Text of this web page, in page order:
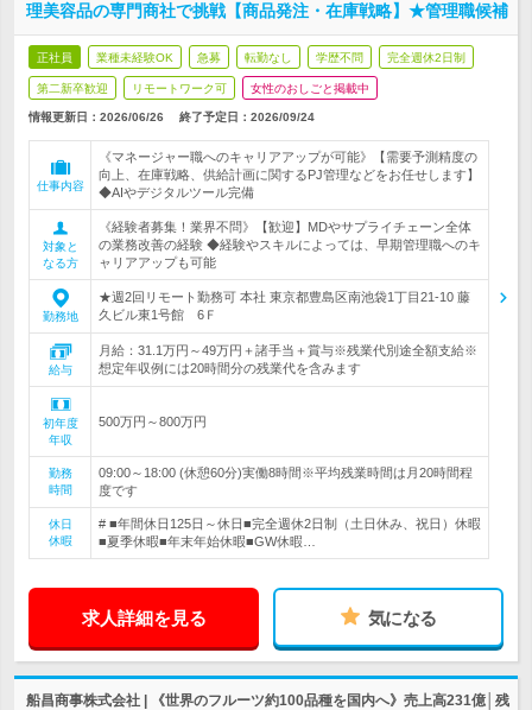
理美容品の専門商社で挑戦【商品発注・在庫戦略】★管理職候補
正社員 業種未経験OK 急募 転勤なし 学歴不問 完全週休2日制
第二新卒歓迎 リモートワーク可 女性のおしごと掲載中
情報更新日：2026/06/26 終了予定日： 2026/09/24
仕事内容
《マネージャー職へのキャリアアップが可能》【需要予測精度の
向上、在庫戦略、供給計画に関するPJ管理などをお任せします】
◆AIやデジタルツール完備
対象と
なる方
《経験者募集！業界不問》【歓迎】MDやサプライチェーン全体
の業務改善の経験 ◆経験やスキルによっては、早期管理職へのキ
ャリアアップも可能
勤務地
★週2回リモート勤務可 本社 東京都豊島区南池袋1丁目21-10 藤
久ビル東1号館 6Ｆ
給与
月給：31.1万円～49万円＋諸手当＋賞与※残業代別途全額支給※
想定年収例には20時間分の残業代を含みます
初年度
年収
500万円～800万円
勤務
時間
09:00～18:00 (休憩60分)実働8時間※平均残業時間は月20時間程
度です
休日
休暇
# ■年間休日125日～休日■完全週休2日制（土日休み、祝日）休暇
■夏季休暇■年末年始休暇■GW休暇…
求人詳細を見る 気になる
船昌商事株式会社 | 《世界のフルーツ約100品種を国内へ》売上高231億│残